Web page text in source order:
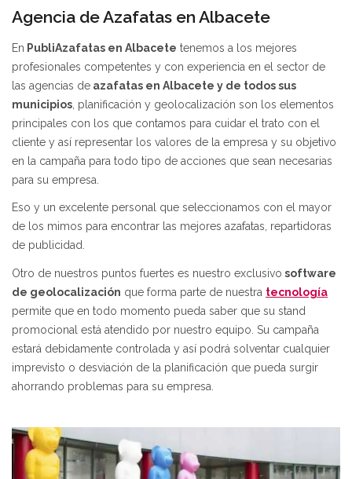
Agencia de Azafatas en Albacete
En PubliAzafatas en Albacete tenemos a los mejores
profesionales competentes y con experiencia en el sector de
las agencias de azafatas en Albacete y de todos sus
municipios , planificación y geolocalización son los elementos
principales con los que contamos para cuidar el trato con el
cliente y así representar los valores de la empresa y su objetivo
en la campaña para todo tipo de acciones que sean necesarias
para su empresa.
Eso y un excelente personal que seleccionamos con el mayor
de los mimos para encontrar las mejores azafatas, repartidoras
de publicidad.
Otro de nuestros puntos fuertes es nuestro exclusivo software
de geolocalización que forma parte de nuestra tecnología
permite que en todo momento pueda saber que su stand
promocional está atendido por nuestro equipo. Su campaña
estará debidamente controlada y así podrá solventar cualquier
imprevisto o desviación de la planificación que pueda surgir
ahorrando problemas para su empresa.